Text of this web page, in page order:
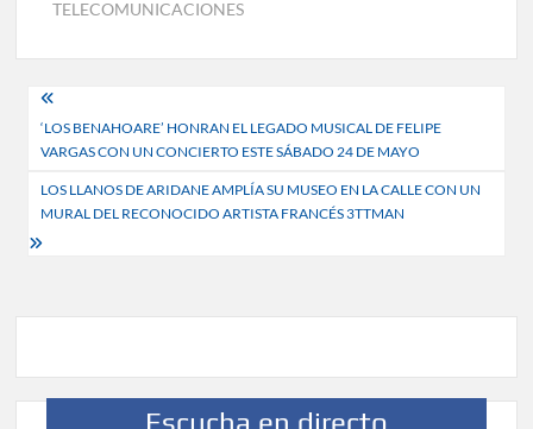
TELECOMUNICACIONES
Navegación
de
entradas
‘LOS BENAHOARE’ HONRAN EL LEGADO MUSICAL DE FELIPE
VARGAS CON UN CONCIERTO ESTE SÁBADO 24 DE MAYO
LOS LLANOS DE ARIDANE AMPLÍA SU MUSEO EN LA CALLE CON UN
MURAL DEL RECONOCIDO ARTISTA FRANCÉS 3TTMAN
Escucha en directo